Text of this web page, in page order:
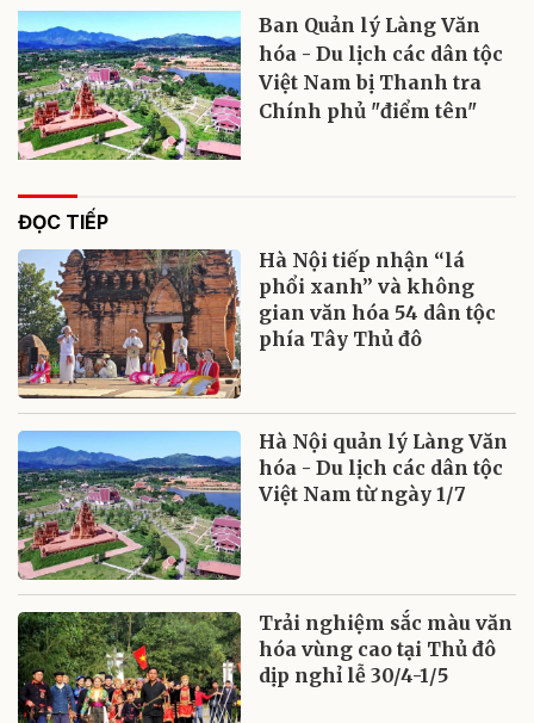
Ban Quản lý Làng Văn
hóa - Du lịch các dân tộc
Việt Nam bị Thanh tra
Chính phủ "điểm tên"
ĐỌC TIẾP
Hà Nội tiếp nhận “lá
phổi xanh” và không
gian văn hóa 54 dân tộc
phía Tây Thủ đô
Hà Nội quản lý Làng Văn
hóa - Du lịch các dân tộc
Việt Nam từ ngày 1/7
Trải nghiệm sắc màu văn
hóa vùng cao tại Thủ đô
dịp nghỉ lễ 30/4-1/5